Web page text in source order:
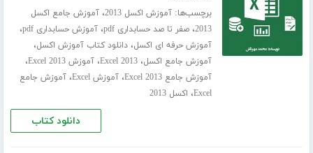
برچسب‌ها:آموزش اکسل 2013 ،آموزش جامع اکسل
2013،صفر تا صد حسابداری pdf ،آموزش حسابداری pdf ،
آموزش حرفه ای اکسل،دانلود کتاب آموزش اکسل،
آموزش جامع اکسل،Excel 2013،آموزش Excel 2013 ،
آموزش جامع Excel 2013 ،آموزش Excel ،آموزش جامع
Excel، اکسل 2013
دانلود کتاب